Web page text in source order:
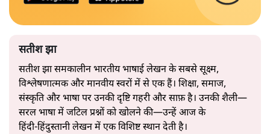
सतीश झा
सतीश झा समकालीन भारतीय भाषाई लेखन के सबसे सूक्ष्म,
विश्लेषणात्मक और मानवीय स्वरों में से एक हैं। शिक्षा, समाज,
संस्कृति और भाषा पर उनकी दृष्टि गहरी और साफ़ है। उनकी शैली—
सरल भाषा में जटिल प्रश्नों को खोलने की—उन्हें आज के
हिंदी‑हिंदुस्तानी लेखन में एक विशिष्ट स्थान देती है।